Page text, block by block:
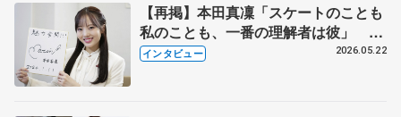
【再掲】本田真凜「スケートのことも
私のことも、一番の理解者は彼」 引
退時の単独インタビューで語った競技
インタビュー 2026.05.22